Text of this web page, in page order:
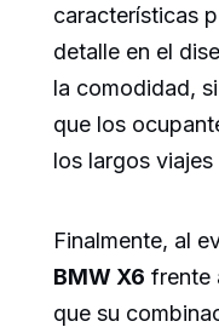
características
detalle en el
la comodidad,
que los
los largos
Finalmente, al
BMW X6 frente
que su